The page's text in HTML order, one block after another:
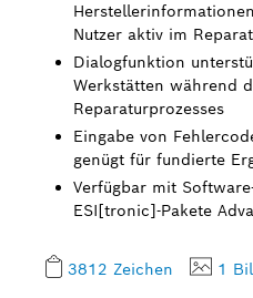
Nutzer aktiv im
Dialogfunktion
Werkstätten während
Reparaturprozesses
Eingabe von
genügt für fundierte
Verfügbar mit
ESI[tronic]-Pakete
3812 Zeichen 1